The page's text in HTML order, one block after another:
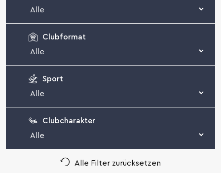
Clubformat
Sport
Clubcharakter
Alle Filter zurücksetzen